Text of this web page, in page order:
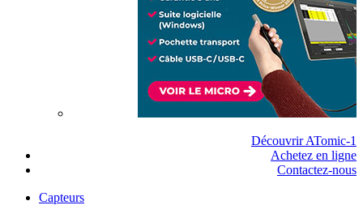
Découvrir ATomic-1
Achetez en ligne
Contactez-nous
Capteurs